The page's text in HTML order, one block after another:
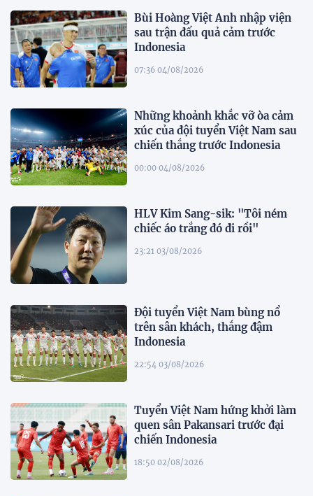
Bùi Hoàng Việt Anh nhập viện
sau trận đấu quả cảm trước
Indonesia
07:36 04/08/2026
Những khoảnh khắc vỡ òa cảm
xúc của đội tuyển Việt Nam sau
chiến thắng trước Indonesia
00:00 04/08/2026
HLV Kim Sang-sik: "Tôi ném
chiếc áo trắng đó đi rồi"
23:21 03/08/2026
Đội tuyển Việt Nam bùng nổ
trên sân khách, thắng đậm
Indonesia
22:54 03/08/2026
Tuyển Việt Nam hứng khởi làm
quen sân Pakansari trước đại
chiến Indonesia
18:50 02/08/2026